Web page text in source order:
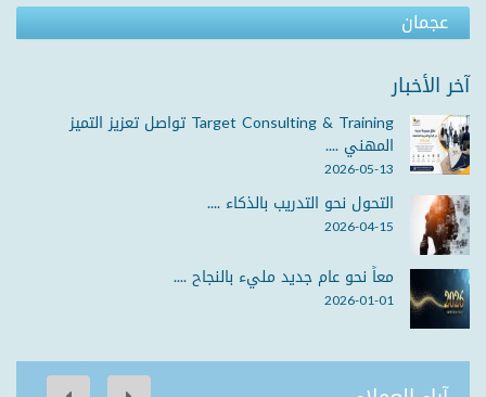
عجمان
آخر الأخبار
Target Consulting & Training تواصل تعزيز التميز
المهني ....
2026-05-13
التحول نحو التدريب بالذكاء ....
2026-04-15
معاً نحو عام جديد مليء بالنجاح ....
2026-01-01